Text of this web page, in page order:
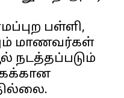
பள்ளி,
மாணவர்கள்
நடத்தப்படும்